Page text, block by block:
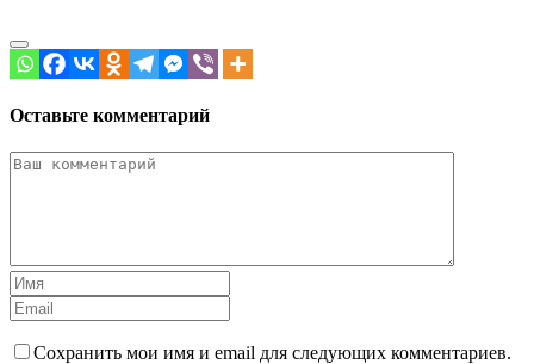
Оставьте комментарий
Сохранить мои имя и email для следующих комментариев.